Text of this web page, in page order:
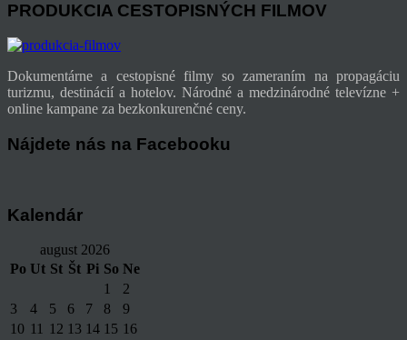
PRODUKCIA CESTOPISNÝCH FILMOV
Dokumentárne a cestopisné filmy so zameraním na propagáciu
turizmu, destinácií a hotelov. Národné a medzinárodné televízne +
online kampane za bezkonkurenčné ceny.
Nájdete nás na Facebooku
Kalendár
august 2026
Po Ut St Št Pi So Ne
1
2
3
4 5 6 7 8
9
10 11 12 13 14 15 16